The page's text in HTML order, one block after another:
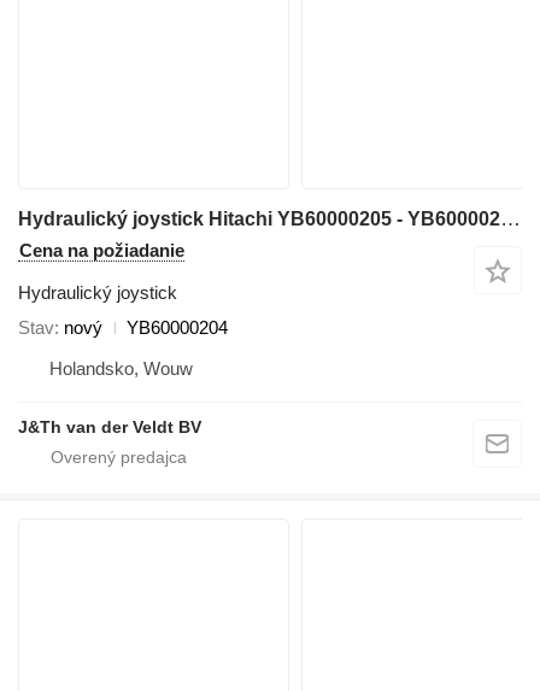
Hydraulický joystick Hitachi YB60000205 - YB60000204 na rýpadla Hitachi ZX200-5G ZX210-5G ZX330-5G ZX240-5G ZX250-5B ZX350-5B ZX280-5G ZX290-5B
Cena na požiadanie
Hydraulický joystick
Stav nový
YB60000204
Holandsko, Wouw
J&Th van der Veldt BV